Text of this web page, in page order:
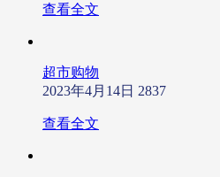
查看全文
超市购物
2023年4月14日 2837
查看全文